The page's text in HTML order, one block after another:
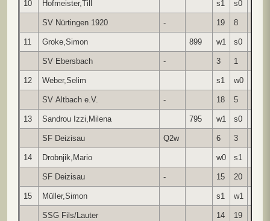
10 Hofmeister,Till s1 s0
SV Nürtingen 1920 - 19 8
11 Groke,Simon 899 w1 s0
SV Ebersbach - 3 1
12 Weber,Selim s1 w0
SV Altbach e.V. - 18 5
13 Sandrou Izzi,Milena 795 w1 s0
SF Deizisau Q2w 6 3
14 Drobnjik,Mario w0 s1
SF Deizisau - 15 20
15 Müller,Simon s1 w1
SSG Fils/Lauter 14 19